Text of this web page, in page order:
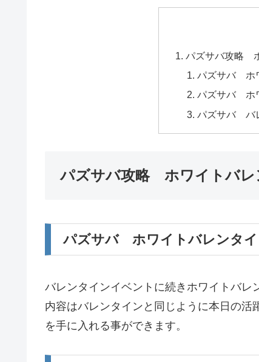
パズサバ攻略
パズサバ ホ
パズサバ ホ
パズサバ バ
パズサバ攻略 ホワイトバ
パズサバ ホワイトバレンタイ
バレンタインイベントに続きホワイトバレ
内容はバレンタインと同じように本日の
を手に入れる事ができます。